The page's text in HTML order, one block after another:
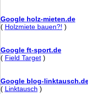
Google holz-mieten.de
( Holzmiete bauen?! )
Google ft-sport.de
( Field Target)
Google blog-
( Linktausch )